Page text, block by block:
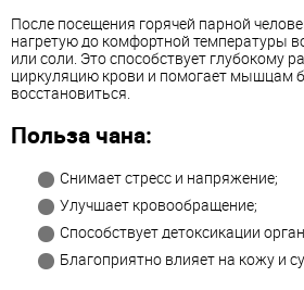
После посещения горячей парной
нагретую до комфортной температуры
или соли. Это способствует глубокому
циркуляцию крови и помогает мышцам
восстановиться.
Польза чана:
Снимает стресс и напряжение;
Улучшает кровообращение;
Способствует детоксикации
Благоприятно влияет на кожу и